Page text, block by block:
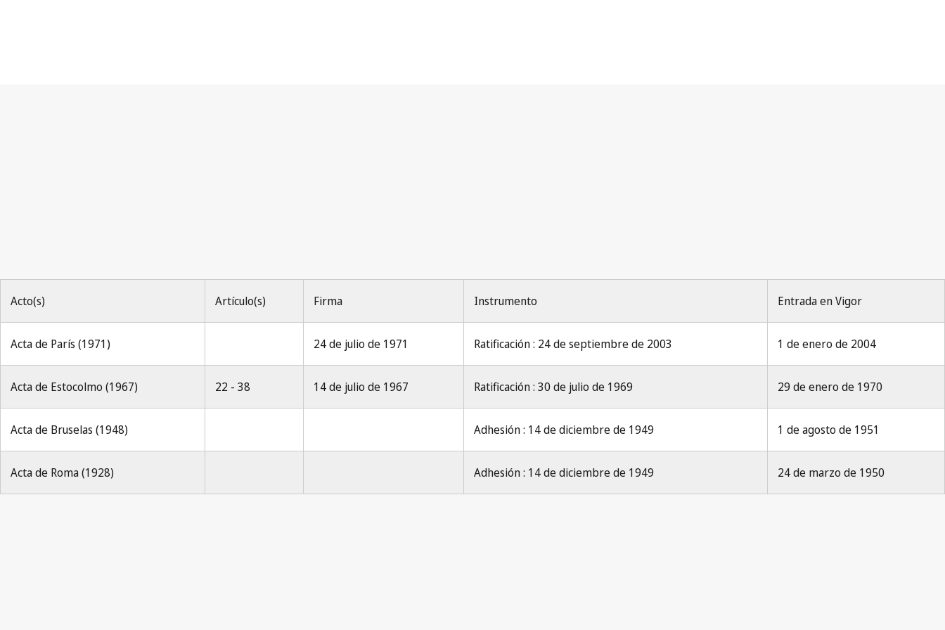
Acto(s) Artículo(s) Firma Instrumento Entrada en Vigor
Acta de París (1971) 24 de julio de 1971 Ratificación : 24 de septiembre de 2003 1 de enero de 2004
Acta de Estocolmo (1967) 22 - 38 14 de julio de 1967 Ratificación : 30 de julio de 1969 29 de enero de 1970
Acta de Bruselas (1948) Adhesión : 14 de diciembre de 1949 1 de agosto de 1951
Acta de Roma (1928) Adhesión : 14 de diciembre de 1949 24 de marzo de 1950